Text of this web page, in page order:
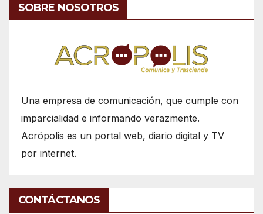
SOBRE NOSOTROS
Una empresa de comunicación, que cumple con
imparcialidad e informando verazmente.
Acrópolis es un portal web, diario digital y TV
por internet.
CONTÁCTANOS